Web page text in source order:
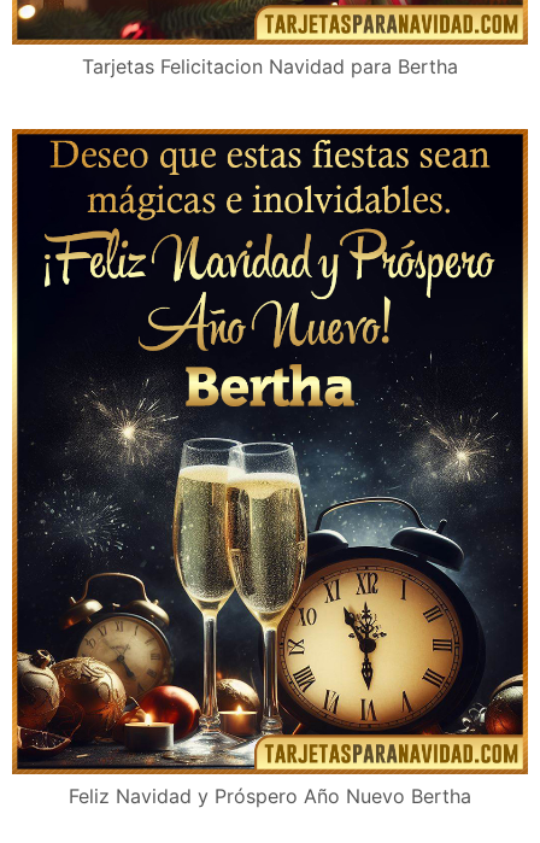
Tarjetas Felicitacion Navidad para Bertha
Feliz Navidad y Próspero Año Nuevo Bertha